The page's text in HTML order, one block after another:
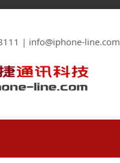
| info@iphone-line.com